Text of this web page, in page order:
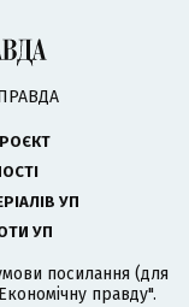
УП
УП
посилання (для
правду".